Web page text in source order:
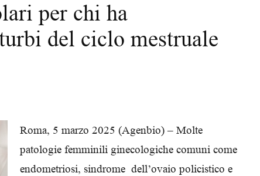
per chi ha
del ciclo mestruale
Roma, 5 marzo 2025 (Agenbio) – Molte
patologie femminili ginecologiche comuni come
endometriosi, sindrome dell’ovaio policistico e